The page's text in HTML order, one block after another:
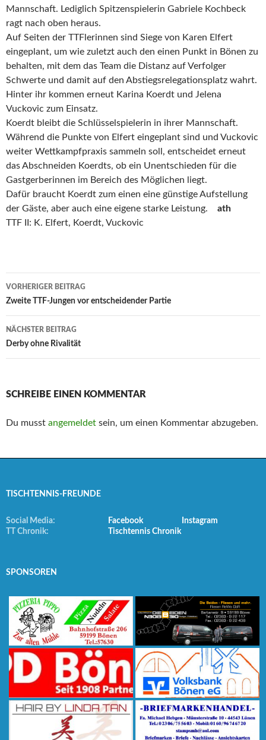
Mannschaft. Lediglich Spitzenspielerin Gabriele Kochbeck
ragt nach oben heraus.
Auf Seiten der TTFlerinnen sind Siege von Karen Elfert
eingeplant, um wie zuletzt auch den einen Punkt in Bönen zu
behalten, mit dem das Team die Distanz auf Verfolger
Schwerte und damit auf den Abstiegsrelegationsplatz wahrt.
Hinter ihr kommen erneut Karina Koerdt und Jelena
Vuckovic zum Einsatz.
Koerdt bleibt die Schlüsselspielerin in ihrer Mannschaft.
Während die Punkte von Elfert eingeplant sind und Vuckovic
weiter Wettkampfpraxis sammeln soll, entscheidet erneut
das Abschneiden Koerdts, ob ein Unentschieden für die
Gastgerberinnen im Bereich des Möglichen liegt.
Dafür braucht Koerdt zum einen eine günstige Aufstellung
der Gäste, aber auch eine eigene starke Leistung. ath
TTF II: K. Elfert, Koerdt, Vuckovic
Beitrags-
Navigation
VORHERIGER BEITRAG
Zweite TTF-Jungen vor entscheidender Partie
NÄCHSTER BEITRAG
Derby ohne Rivalität
SCHREIBE EINEN KOMMENTAR
Du musst angemeldet sein, um einen Kommentar abzugeben.
TISCHTENNIS-FREUNDE
Social Media: Facebook
Instagram
TT Chronik:
Tischtennis Chronik
SPONSOREN